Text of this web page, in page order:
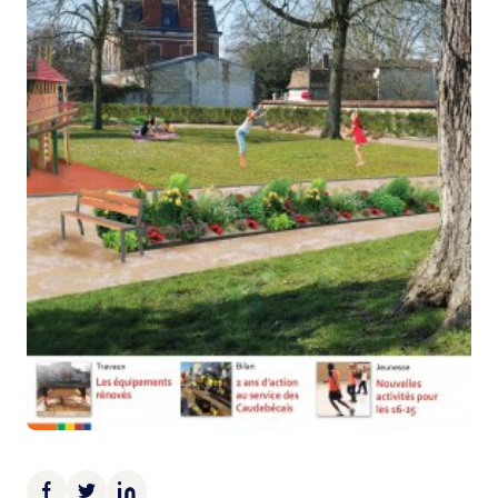
Demande d’Occupation du Domaine Public
Sécurité tranquillité
Police municipale
Pré-plainte en ligne
Tranquillité vacances
Vidéoprotection
Aide à l’installation d’alarmes
Horaires pour le bricolage et le jardinage
Infos pratiques
Plan de Ville
Numéros d’urgence
Location de salles
Annuaire des services publics
DÉCOUVRIR SORTIR